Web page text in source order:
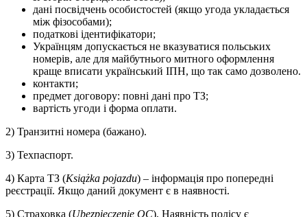
дані посвідчень особистостей (якщо угода укладається
між фізособами);
податкові ідентифікатори;
Українцям допускається не вказуватися польських
номерів, але для майбутнього митного оформлення
краще вписати український ІПН, що так само дозволено.
контакти;
предмет договору: повні дані про ТЗ;
вартість угоди і форма оплати.
2) Транзитні номера (бажано).
3) Техпаспорт.
4) Карта ТЗ (Książka pojazdu) – інформація про попередні
реєстрації. Якщо даний документ є в наявності.
5) Страховка (Ubezpieczenie OC). Наявність полісу є